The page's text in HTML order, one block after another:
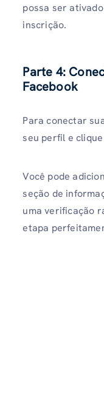
possa ser
inscrição.
Parte 4:
Facebook
Para conectar
seu perfil e
Você pode
seção de
uma verificação
etapa